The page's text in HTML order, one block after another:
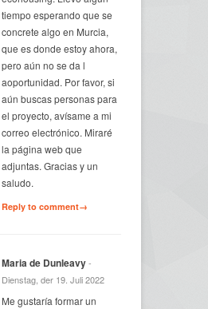
tiempo esperando que se
concrete algo en Murcia,
que es donde estoy ahora,
pero aún no se da l
aoportunidad. Por favor, si
aún buscas personas para
el proyecto, avísame a mi
correo electrónico. Miraré
la página web que
adjuntas. Gracias y un
saludo.
Reply to comment→
Maria de Dunleavy-
Dienstag, der 19. Juli 2022
Me gustaría formar un